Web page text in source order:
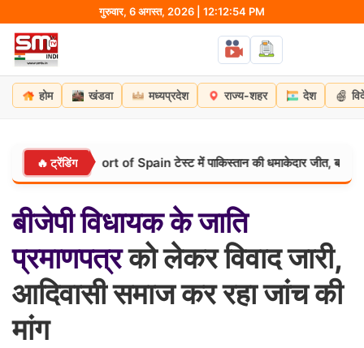
content
गुरुवार, 6 अगस्त, 2026 | 12:12:55 PM
होम खंडवा मध्यप्रदेश राज्य-शहर देश
🔥 ट्रेंडिंग
टूटा! Port of Spain टेस्ट में पाकिस्तान की धमाकेदार जीत, बाबर-शफीक चमके
बीजेपीविधायककेजाति
प्रमाणपत्रको लेकर विवाद जारी,
आदिवासी समाज कर रहा जांच की
मांग